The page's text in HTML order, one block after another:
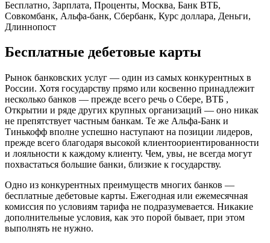
Бесплатные дебетовые карты
Рынок банковских услуг — один из самых конкурентных в
России. Хотя государству прямо или косвенно принадлежит
несколько банков — прежде всего речь о Сбере, ВТБ ,
Открытии и ряде других крупных организаций — оно никак
не препятствует частным банкам. Те же Альфа-Банк и
Тинькофф вполне успешно наступают на позиции лидеров,
прежде всего благодаря высокой клиентоориентированности
и лояльности к каждому клиенту. Чем, увы, не всегда могут
похвастаться большие банки, близкие к государству.
Одно из конкурентных преимуществ многих банков —
бесплатные дебетовые карты. Ежегодная или ежемесячная
комиссия по условиям тарифа не подразумевается. Никакие
дополнительные условия, как это порой бывает, при этом
выполнять не нужно.